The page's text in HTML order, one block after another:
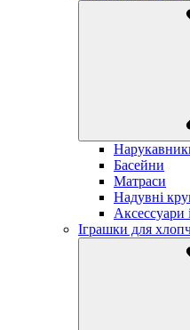
Басейни
Матраси
Надувні
Аксессуари
Іграшки для